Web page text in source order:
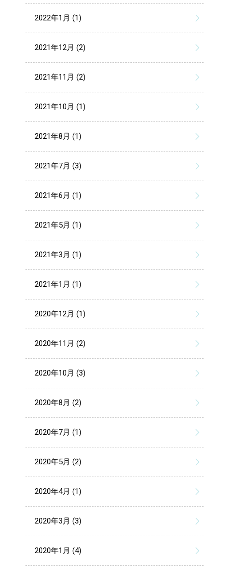
2022年1月 (1)
2021年12月 (2)
2021年11月 (2)
2021年10月 (1)
2021年8月 (1)
2021年7月 (3)
2021年6月 (1)
2021年5月 (1)
2021年3月 (1)
2021年1月 (1)
2020年12月 (1)
2020年11月 (2)
2020年10月 (3)
2020年8月 (2)
2020年7月 (1)
2020年5月 (2)
2020年4月 (1)
2020年3月 (3)
2020年1月 (4)